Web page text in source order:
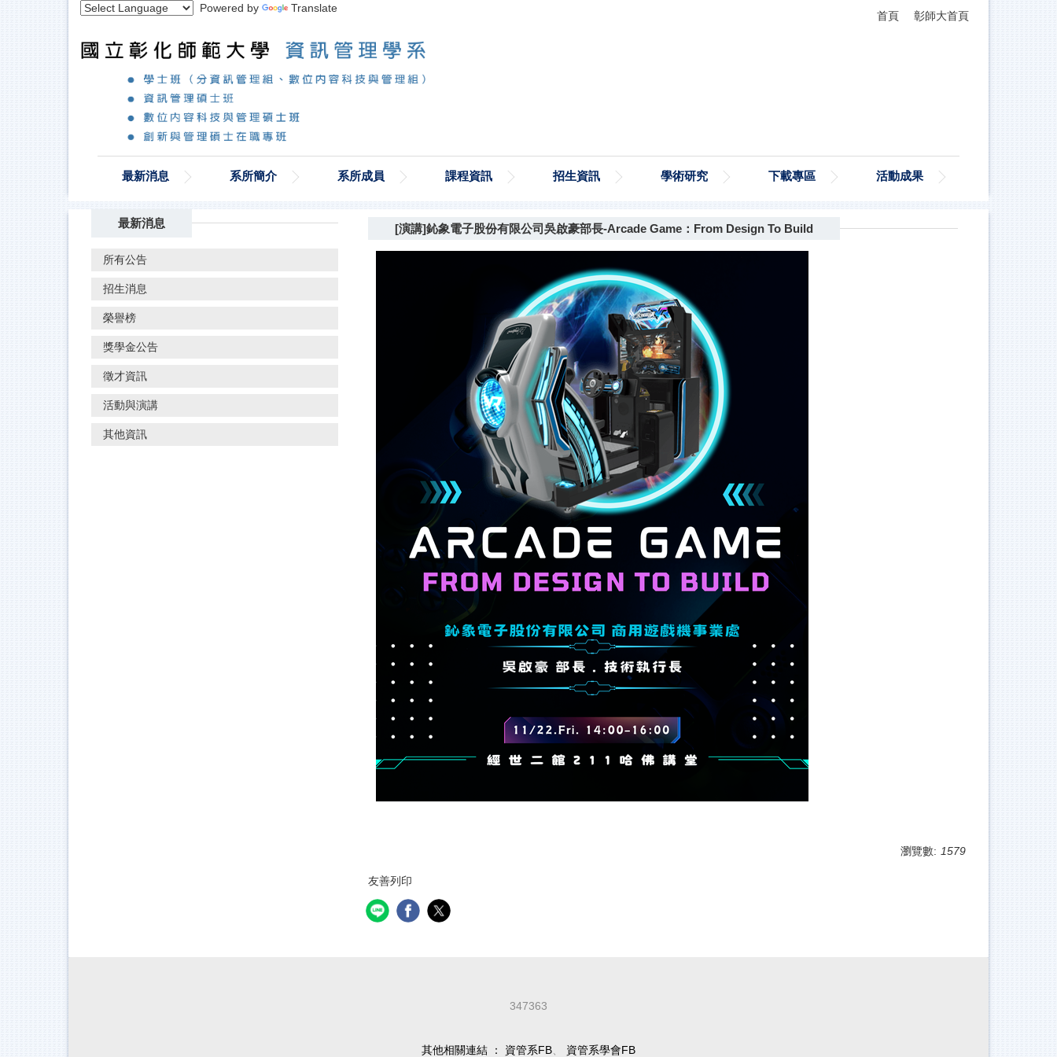
Powered by Translate
首頁 彰師大首頁
最新消息 系所簡介 系所成員 課程資訊 招生資訊 學術研究 下載專區 活動成果
最新消息
所有公告
招生消息
榮譽榜
獎學金公告
徵才資訊
活動與演講
其他資訊
[演講]鈊象電子股份有限公司吳啟豪部長-Arcade Game：From Design To Build
瀏覽數: 1579
友善列印
347363
其他相關連結 ： 資管系FB 資管系學會FB